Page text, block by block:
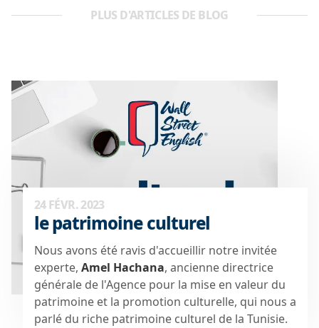
PLUS D'ARTICLES DE BLOG
24 FÉVR. 2023
le patrimoine culturel
Nous avons été ravis d'accueillir notre invitée
experte, Amel Hachana, ancienne directrice
générale de l'Agence pour la mise en valeur du
patrimoine et la promotion culturelle, qui nous a
parlé du riche patrimoine culturel de la Tunisie.